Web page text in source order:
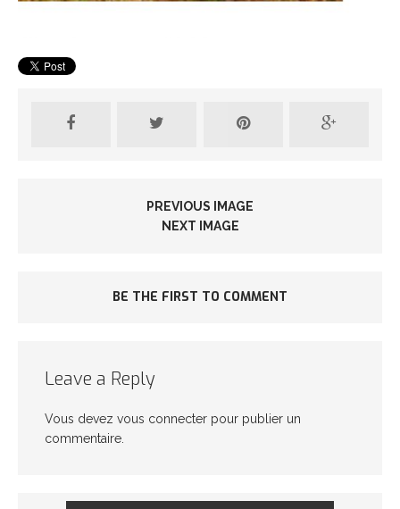
PREVIOUS IMAGE
NEXT IMAGE
BE THE FIRST TO COMMENT
Leave a Reply
Vous devez vous connecter pour publier un
commentaire.